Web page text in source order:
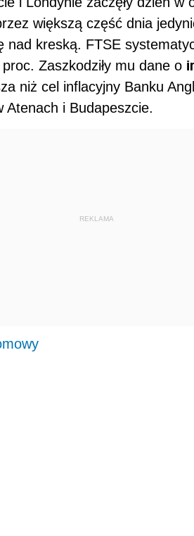
większą część dnia
kreską. FTSE
Zaszkodziły mu dane o
niż cel inflacyjny Banku
Atenach i Budapeszcie.
REKLAMA